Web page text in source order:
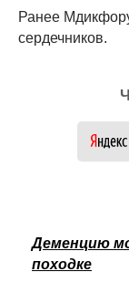
Ранее
сердечников.
Деменцию
походке